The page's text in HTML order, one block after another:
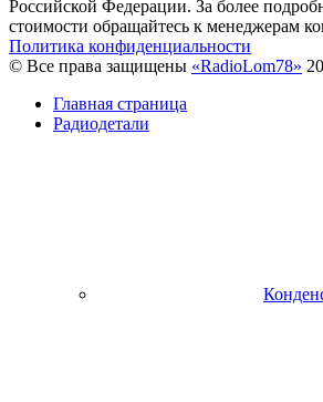
Российской Федерации. За более
стоимости обращайтесь к менеджерам
Политика конфиденциальности
© Все права защищены «RadioLom78»
Главная страница
Радиодетали